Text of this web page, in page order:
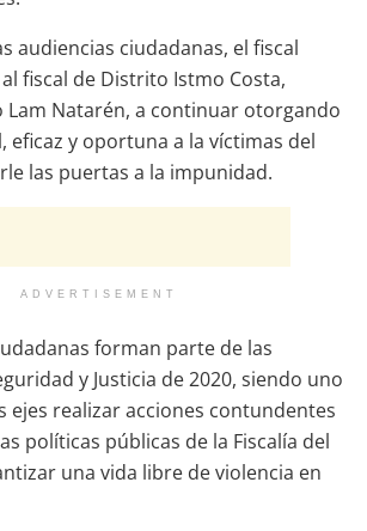
audiencias ciudadanas, el fiscal
fiscal de Distrito Istmo Costa,
Natarén, a continuar otorgando
eficaz y oportuna a la víctimas del
las puertas a la impunidad.
ADVERTISEMENT
forman parte de las
y Justicia de 2020, siendo uno
ejes realizar acciones contundentes
políticas públicas de la Fiscalía del
una vida libre de violencia en